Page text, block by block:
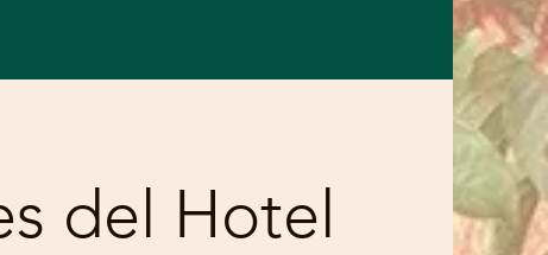
del Hotel